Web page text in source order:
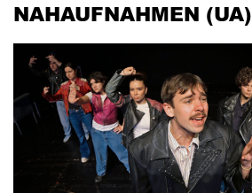
NAHAUFNAHMEN (UA)